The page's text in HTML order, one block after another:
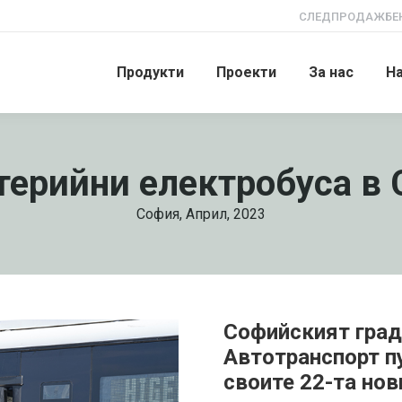
Продукти Проекти За нас
електробуса в
София, Април, 2023
Софийският
Автотранспорт
своите 22-та